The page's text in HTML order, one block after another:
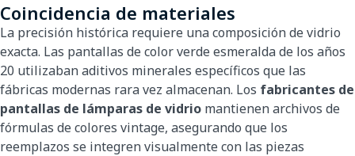
Coincidencia de materiales
La precisión histórica requiere una composición de vidrio
exacta. Las pantallas de color verde esmeralda de los años
20 utilizaban aditivos minerales específicos que las
fábricas modernas rara vez almacenan. Los fabricantes de
pantallas de lámparas de vidrio mantienen archivos de
fórmulas de colores vintage, asegurando que los
reemplazos se integren visualmente con las piezas